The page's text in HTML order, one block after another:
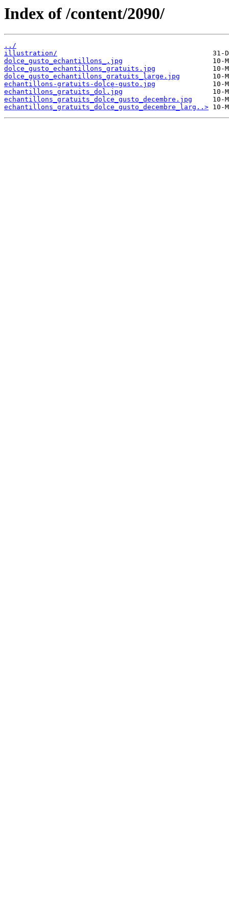
Index of /content/2090/
../
illustration/
dolce_gusto_echantillons_.jpg
dolce_gusto_echantillons_gratuits.jpg
dolce_gusto_echantillons_gratuits_large.jpg
echantillons-gratuits-dolce-gusto.jpg
echantillons_gratuits_dol.jpg
echantillons_gratuits_dolce_gusto_decembre.jpg
echantillons_gratuits_dolce_gusto_decembre_larg..>